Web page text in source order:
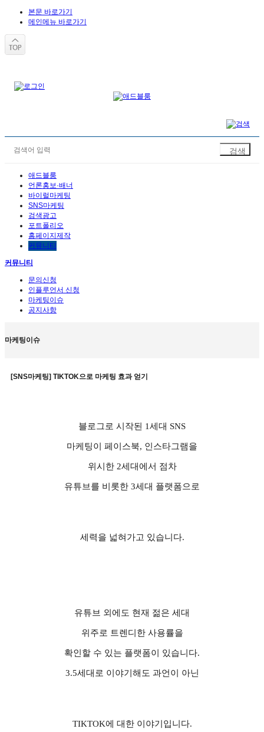
본문 바로가기
메인메뉴 바로가기
애드블룸
언론홍보·배너
바이럴마케팅
SNS마케팅
검색광고
포트폴리오
홈페이지제작
커뮤니티
커뮤니티
문의신청
인플루언서 신청
마케팅이슈
공지사항
마케팅이슈
[SNS마케팅] TIKTOK으로 마케팅 효과 얻기
블로그로 시작된 1세대 SNS
마케팅이 페이스북, 인스타그램을
위시한 2세대에서 점차
유튜브를 비롯한 3세대 플랫폼으로
세력을 넓혀가고 있습니다.
유튜브 외에도 현재 젊은 세대
위주로 트렌디한 사용률을
확인할 수 있는 플랫폼이 있습니다.
3.5세대로 이야기해도 과언이 아닌
TIKTOK에 대한 이야기입니다.